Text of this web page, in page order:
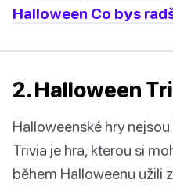
Halloween Co bys
2. Halloween
Halloweenské hry
Trivia je hra, kterou si
během Halloweenu užili